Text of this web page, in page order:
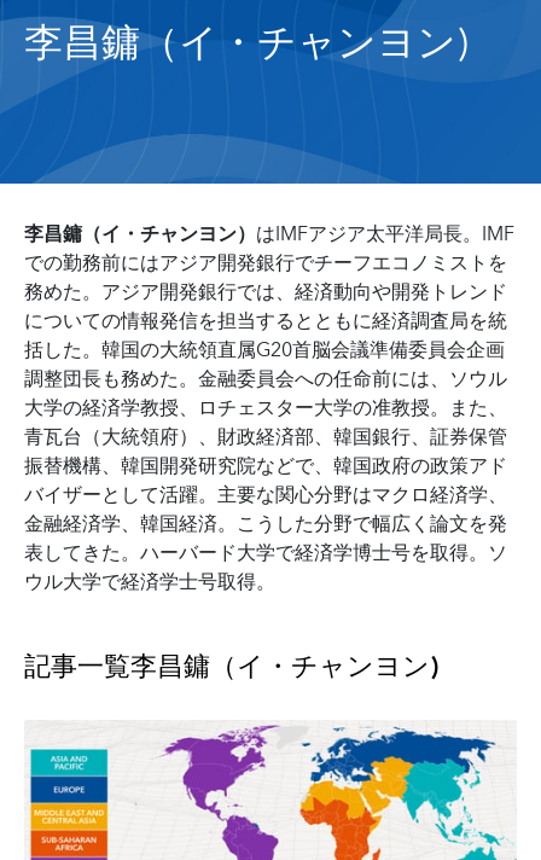
李昌鏞（イ・チャンヨン)
李昌鏞（イ・チャンヨン） はIMFアジア太平洋局長。IMF
での勤務前にはアジア開発銀行でチーフエコノミストを
務めた。アジア開発銀行では、経済動向や開発トレンド
についての情報発信を担当するとともに経済調査局を統
括した。韓国の大統領直属G20首脳会議準備委員会企画
調整団長も務めた。金融委員会への任命前には、ソウル
大学の経済学教授、ロチェスター大学の准教授。また、
青瓦台（大統領府）、財政経済部、韓国銀行、証券保管
振替機構、韓国開発研究院などで、韓国政府の政策アド
バイザーとして活躍。主要な関心分野はマクロ経済学、
金融経済学、韓国経済。こうした分野で幅広く論文を発
表してきた。ハーバード大学で経済学博士号を取得。ソ
ウル大学で経済学士号取得。
記事一覧李昌鏞（イ・チャンヨン)